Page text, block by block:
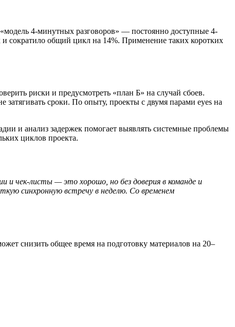
4-минутных разговоров» — постоянно доступные 4-
сократило общий цикл на 14%. Применение таких коротких
риски и предусмотреть «план Б» на случай сбоев.
затягивать сроки. По опыту, проекты с двумя парами eyes на
и анализ задержек помогает выявлять системные проблемы
циклов проекта.
и чек-листы — это хорошо, но без доверия в команде и
синхронную встречу в неделю. Со временем
снизить общее время на подготовку материалов на 20–